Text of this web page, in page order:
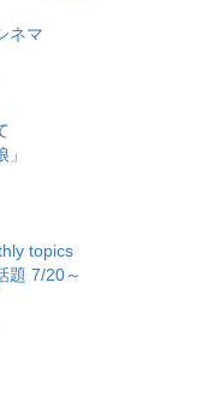
ネマ
topics
題 7/20～